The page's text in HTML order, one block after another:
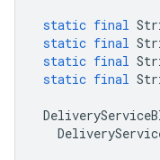
static final
static final
static final
static final